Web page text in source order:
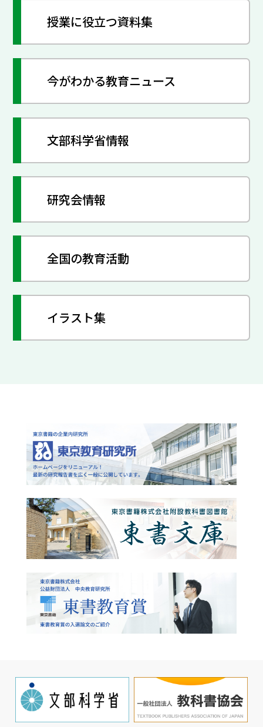
授業に役立つ資料集
今がわかる教育ニュース
文部科学省情報
研究会情報
全国の教育活動
イラスト集